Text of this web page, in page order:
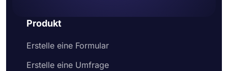
Produkt
Erstelle eine Formular
Erstelle eine Umfrage